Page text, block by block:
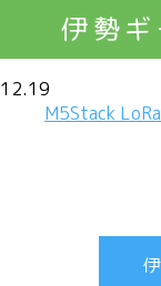
伊勢
12.19
M5Stack LoRa